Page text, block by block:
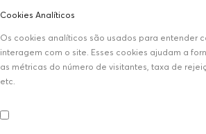
Cookies Analíticos
Os cookies analíticos são usados para entender
interagem com o site. Esses cookies ajudam a
as métricas do número de visitantes, taxa de
etc.